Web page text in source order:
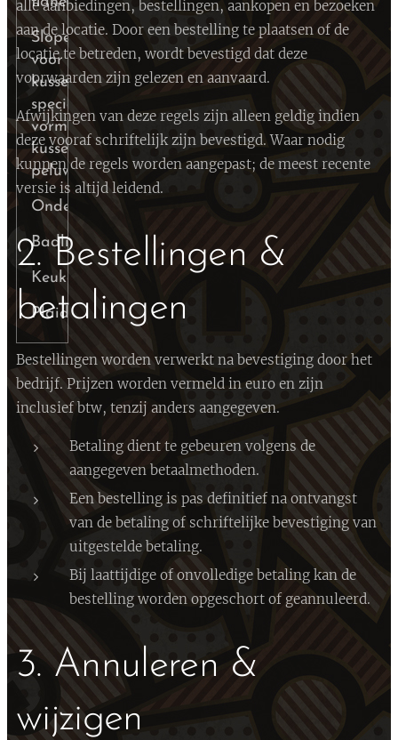
Slopen
voor
kussens,
speciale
vorm-
kussens,
peluwen
Onderslopen
Badlinnen
Keukenlinnen
Plaid/Bedsprei
alle aanbiedingen, bestellingen, aankopen en bezoeken
aan de locatie. Door een bestelling te plaatsen of de
locatie te betreden, wordt bevestigd dat deze
voorwaarden zijn gelezen en aanvaard.
Afwijkingen van deze regels zijn alleen geldig indien
deze vooraf schriftelijk zijn bevestigd. Waar nodig
kunnen de regels worden aangepast; de meest recente
versie is altijd leidend.
2. Bestellingen &
betalingen
Bestellingen worden verwerkt na bevestiging door het
bedrijf. Prijzen worden vermeld in euro en zijn
inclusief btw, tenzij anders aangegeven.
Betaling dient te gebeuren volgens de
aangegeven betaalmethoden.
Een bestelling is pas definitief na ontvangst
van de betaling of schriftelijke bevestiging van
uitgestelde betaling.
Bij laattijdige of onvolledige betaling kan de
bestelling worden opgeschort of geannuleerd.
3. Annuleren &
wijzigen